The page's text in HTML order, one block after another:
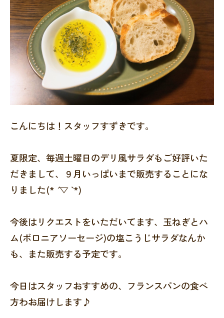
こんにちは！スタッフすずきです。
夏限定、毎週土曜日のデリ風サラダもご好評いた
だきまして、９月いっぱいまで販売することにな
りました(* ´ ▽ ` *)
今後はリクエストをいただいてます、玉ねぎとハ
ム(ボロニアソーセージ)の塩こうじサラダなんか
も、また販売する予定です。
今日はスタッフおすすめの、フランスパンの食べ
方わお届けします♪